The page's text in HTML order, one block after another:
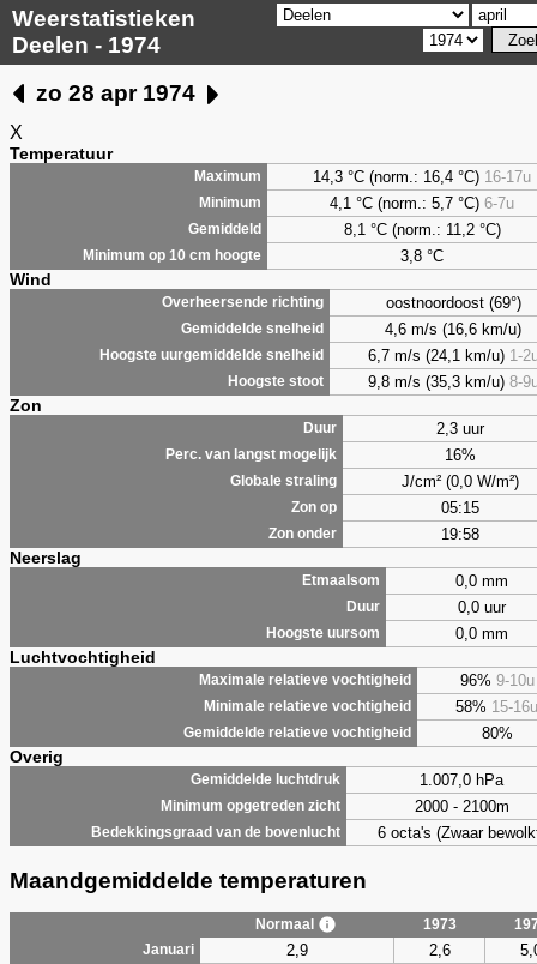
Weerstatistieken
Deelen - 1974
zo 28 apr 1974
X
Temperatuur
Maximum 14,3 °C (norm.: 16,4 °C) 16-17u
Minimum 4,1 °C (norm.: 5,7 °C) 6-7u
Gemiddeld 8,1 °C (norm.: 11,2 °C)
Minimum op 10 cm hoogte 3,8 °C
Wind
Overheersende richting oostnoordoost (69°)
Gemiddelde snelheid 4,6 m/s (16,6 km/u)
Hoogste uurgemiddelde snelheid 6,7 m/s (24,1 km/u) 1-
Hoogste stoot 9,8 m/s (35,3 km/u) 8-
Zon
Duur 2,3 uur
Perc. van langst mogelijk 16%
Globale straling J/cm² (0,0 W/m²)
Zon op 05:15
Zon onder 19:58
Neerslag
Etmaalsom 0,0 mm
Duur 0,0 uur
Hoogste uursom 0,0 mm
Luchtvochtigheid
Maximale relatieve vochtigheid 96% 9-10u
Minimale relatieve vochtigheid 58% 15-16u
Gemiddelde relatieve vochtigheid 80%
Overig
Gemiddelde luchtdruk 1.007,0 hPa
Minimum opgetreden zicht 2000 - 2100m
Bedekkingsgraad van de bovenlucht 6 octa's (Zwaar
Maandgemiddelde temperaturen
Normaal 1973
Januari
2,9 2,6